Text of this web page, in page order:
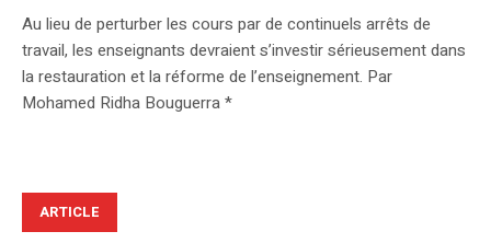
Au lieu de perturber les cours par de continuels arrêts de
travail, les enseignants devraient s’investir sérieusement dans
la restauration et la réforme de l’enseignement. Par
Mohamed Ridha Bouguerra *
ARTICLE